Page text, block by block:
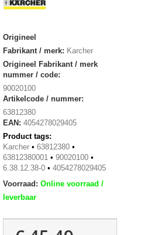
Origineel
Fabrikant / merk: Karcher
Origineel Fabrikant / merk
nummer / code:
90020100
Artikelcode / nummer:
63812380
EAN: 4054278029405
Product tags:
Karcher• 63812380•
63812380001 • 90020100•
6.38.12.38-0• 4054278029405
Voorraad: Online voorraad /
leverbaar